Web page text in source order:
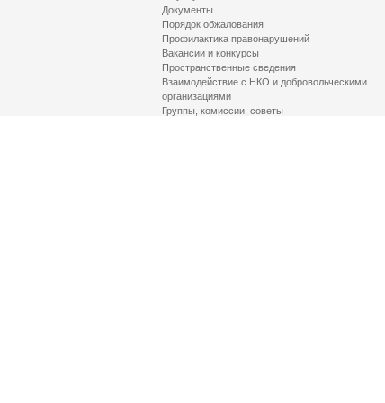
Документы
Порядок обжалования
Профилактика правонарушений
Вакансии и конкурсы
Пространственные сведения
Взаимодействие с НКО и добровольческими
организациями
Группы, комиссии, советы